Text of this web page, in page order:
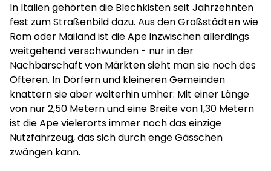
In Italien gehörten die Blechkisten seit Jahrzehnten
fest zum Straßenbild dazu. Aus den Großstädten wie
Rom oder Mailand ist die Ape inzwischen allerdings
weitgehend verschwunden - nur in der
Nachbarschaft von Märkten sieht man sie noch des
Öfteren. In Dörfern und kleineren Gemeinden
knattern sie aber weiterhin umher: Mit einer Länge
von nur 2,50 Metern und eine Breite von 1,30 Metern
ist die Ape vielerorts immer noch das einzige
Nutzfahrzeug, das sich durch enge Gässchen
zwängen kann.